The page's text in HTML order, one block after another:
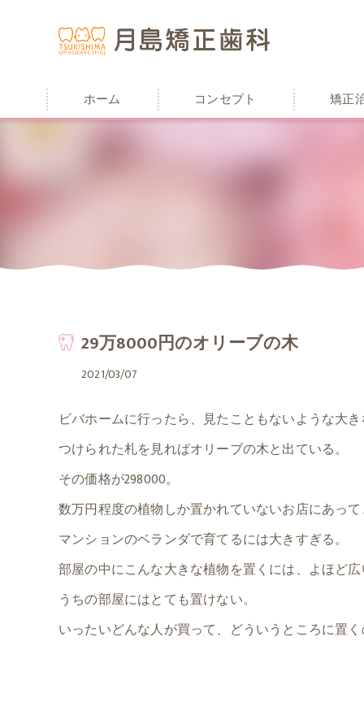
ホーム コンセプト 矯正
29万8000円のオリーブの木
2021/03/07
ビバホームに行ったら、見たこともないような大き
つけられた札を見ればオリーブの木と出ている。
その価格が298000。
数万円程度の植物しか置かれていないお店にあっ
マンションのベランダで育てるには大きすぎる。
部屋の中にこんな大きな植物を置くには、よほど広
うちの部屋にはとても置けない。
いったいどんな人が買って、どういうところに置